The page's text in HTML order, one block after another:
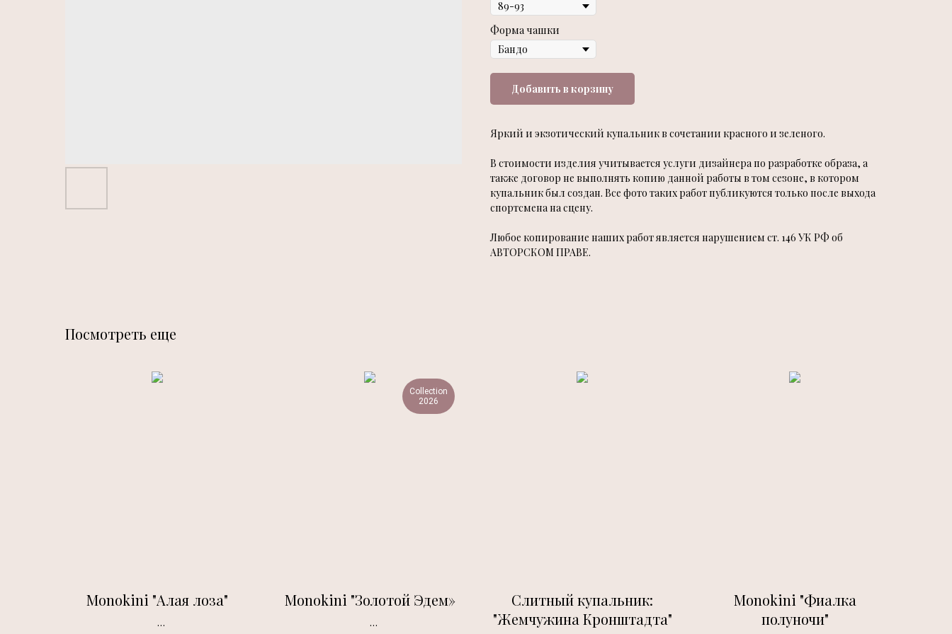
Форма чашки
Добавить в корзину
Яркий и экзотический купальник в сочетании красного и зеленого.
В стоимости изделия учитывается услуги дизайнера по разработке образа, а
также договор не выполнять копию данной работы в том сезоне, в котором
купальник был создан. Все фото таких работ публикуются только после выхода
спортсмена на сцену.
Любое копирование наших работ является нарушением ст. 146 УК РФ об
АВТОРСКОМ ПРАВЕ.
Посмотреть еще
Monokini "Алая лоза"
Collection
2026
Monokini "Золотой Эдем»
Слитный купальник:
"Жемчужина Кронштадта"
Monokini "Фиалка
полуночи"